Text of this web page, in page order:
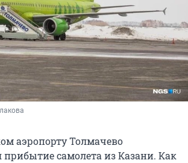
аэропорту Толмачево
прибытие самолета из Казани. Как